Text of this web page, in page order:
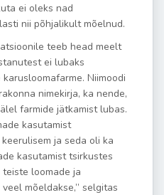
ei oleks nad
nii põhjalikult mõelnud.
teeb head meelt
ei lubaks
Niimoodi
nimekirja, ka nende,
farmide jätkamist lubas.
kasutamist
ja seda oli ka
kasutamist tsirkustes
loomade ja
mõeldakse,” selgitas